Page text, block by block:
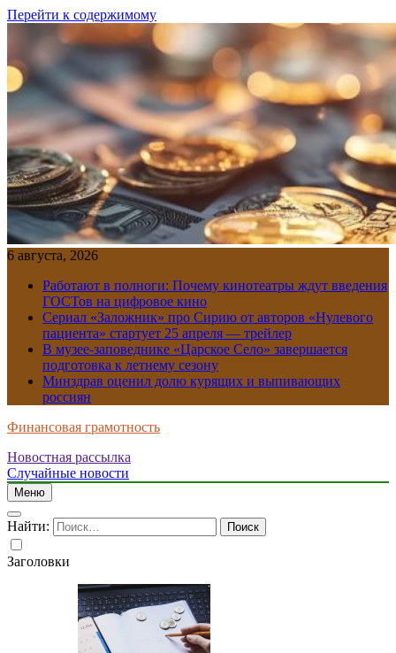
Перейти к содержимому
6 августа, 2026
Работают в полноги: Почему кинотеатры ждут введения
ГОСТов на цифровое кино
Сериал «Заложник» про Сирию от авторов «Нулевого
пациента» стартует 25 апреля — трейлер
В музее-заповеднике «Царское Село» завершается
подготовка к летнему сезону
Минздрав оценил долю курящих и выпивающих
россиян
Финансовая грамотность
Новостная рассылка
Случайные новости
Меню
Найти:
Заголовки